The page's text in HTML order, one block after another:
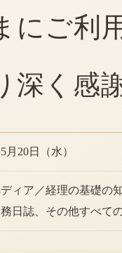
にご利
深く感
月20日（水）
ィア／経理の基礎の
日誌、その他すべて